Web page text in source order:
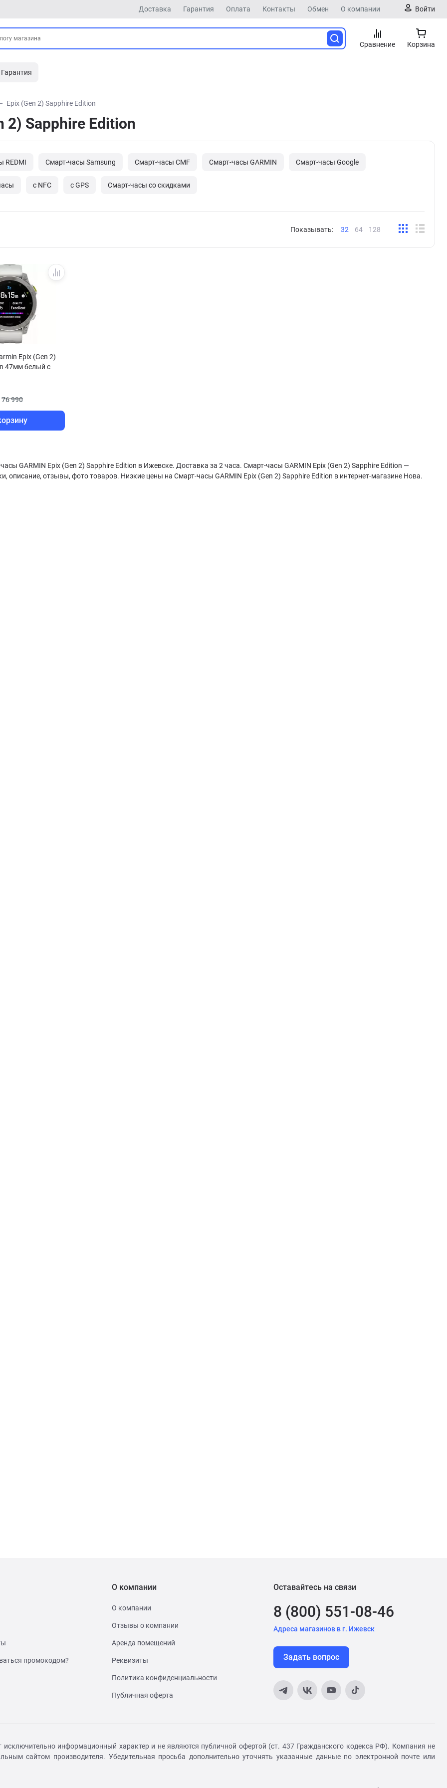
Доставка Гарантия Оплата Контакты Обмен О компании Войти
Сравнение Корзина
Гарантия
Epix (Gen 2) Sapphire Edition
2) Sapphire Edition
REDMI Смарт-часы Samsung Смарт-часы CMF Смарт-часы GARMIN Смарт-часы Google
с NFC с GPS Cмарт-часы со скидками
Показывать: 32 64 128
Epix (Gen 2)
47мм белый с
76 990
GARMIN Epix (Gen 2) Sapphire Edition в Ижевске. Доставка за 2 часа. Смарт-часы GARMIN Epix (Gen 2) Sapphire Edition —
описание, отзывы, фото товаров. Низкие цены на Смарт-часы GARMIN Epix (Gen 2) Sapphire Edition в интернет-магазине Нова.
промокодом?
О компании
О компании
Отзывы о компании
Аренда помещений
Реквизиты
Политика конфиденциальности
Публичная оферта
Оставайтесь на связи
8 (800) 551-08-46
Адреса магазинов в г. Ижевск
Задать вопрос
исключительно информационный характер и не являются публичной офертой (ст. 437 Гражданского кодекса РФ). Компания не
сайтом производителя. Убедительная просьба дополнительно уточнять указанные данные по электронной почте или